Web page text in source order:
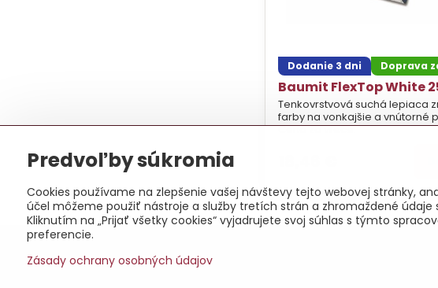
Dodanie 3 dni Doprava
Baumit FlexTop White
Tenkovrstvová suchá lepiaca
farby na vonkajšie a vnútorné
Cena za vrece.
Predvoľby súkromia
Cookies používame na zlepšenie vašej návštevy tejto webovej stránky,
účel môžeme použiť nástroje a služby tretích strán a zhromaždené údaje
Kliknutím na „Prijať všetky cookies“ vyjadrujete svoj súhlas s týmto
preferencie.
Zásady ochrany osobných údajov